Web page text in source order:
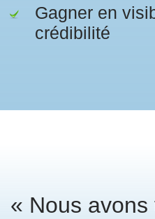
Gagner en
crédibilité
« Nous